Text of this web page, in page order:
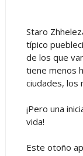
Staro
típico
de los que
tiene menos
ciudades, los
¡Pero una
vida!
Este otoño